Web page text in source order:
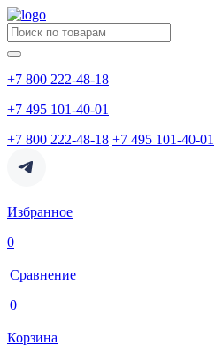
+7 800 222-48-18
+7 495 101-40-01
+7 800 222-48-18 +7 495 101-40-01
Избранное
0
Сравнение
0
Корзина